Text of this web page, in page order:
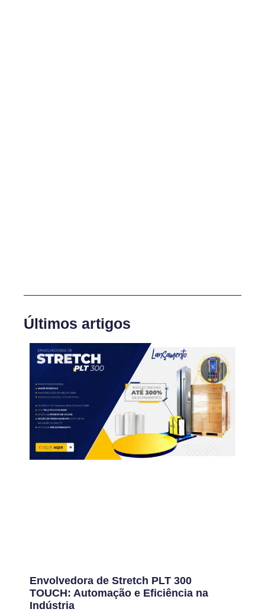
Últimos artigos
Envolvedora de Stretch PLT 300
TOUCH: Automação e Eficiência na
Indústria